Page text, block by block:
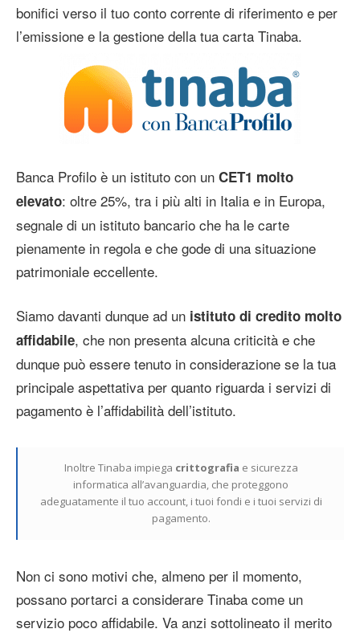
bonifici verso il tuo conto corrente di riferimento e per
l’emissione e la gestione della tua carta Tinaba.
Banca Profilo è un istituto con un CET1 molto
elevato: oltre 25%, tra i più alti in Italia e in Europa,
segnale di un istituto bancario che ha le carte
pienamente in regola e che gode di una situazione
patrimoniale eccellente.
Siamo davanti dunque ad un istituto di credito molto
affidabile, che non presenta alcuna criticità e che
dunque può essere tenuto in considerazione se la tua
principale aspettativa per quanto riguarda i servizi di
pagamento è l’affidabilità dell’istituto.
Inoltre Tinaba impiega crittografia e sicurezza
informatica all’avanguardia, che proteggono
adeguatamente il tuo account, i tuoi fondi e i tuoi servizi di
pagamento.
Non ci sono motivi che, almeno per il momento,
possano portarci a considerare Tinaba come un
servizio poco affidabile. Va anzi sottolineato il merito